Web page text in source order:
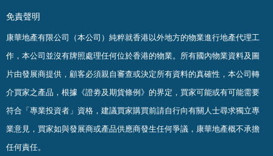
免責聲明
康華地產有限公司（本公司）純粹就香港以外地方的物業進行地產代理工
作，本公司並沒有牌照處理任何位於香港的物業。 所有國內物業資料及圖
片由發展商提供，顧客必須親自審查或決定所有資料的真確性 ， 本公司轉
介買家之產品，根據《證劵及期貨條例》的界定，買家可能或有可能需要
符合「專業投資者」資格，建議買家購買前請自行向有關人士尋求獨立專
業意見，買家如與發展商或產品供應商發生任何爭議，康華地產概不承擔
任何責任。